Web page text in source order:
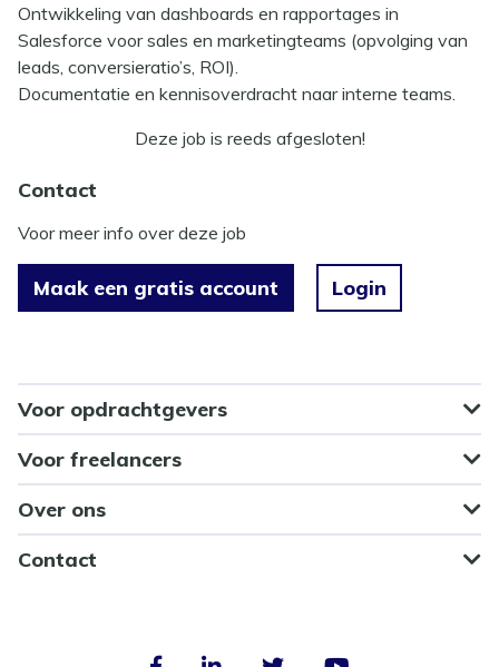
Ontwikkeling van dashboards en rapportages in
Salesforce voor sales en marketingteams (opvolging van
leads, conversieratio’s, ROI).
Documentatie en kennisoverdracht naar interne teams.
Deze job is reeds afgesloten!
Contact
Voor meer info over deze job
Maak een gratis account Login
Voor opdrachtgevers
Voor freelancers
Over ons
Contact